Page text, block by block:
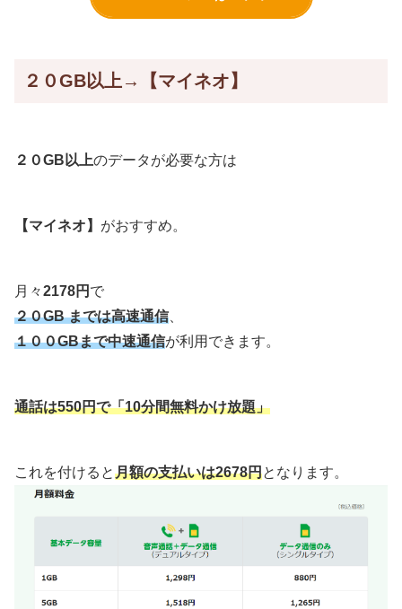
２０GB以上→【マイネオ】
２０GB以上のデータが必要な方は
【マイネオ】 がおすすめ。
月々2178円 で
２０GB までは高速通信、
１００GBまで中速通信が利用できます。
通話は550円で「10分間無料かけ放題」
これを付けると月額の支払いは2678円となります。